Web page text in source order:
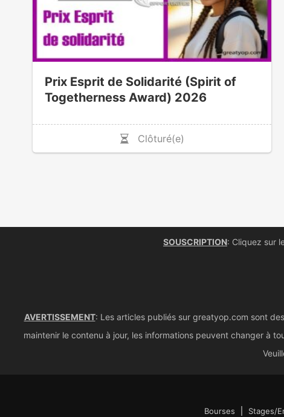
Prix Esprit de Solidarité (Spirit of
Togetherness Award) 2026
Clôturé(e)
SOUSCRIPTION: Cliquez sur
AVERTISSEMENT: Les articles publiés sur greatyop.com sont
maintenir le contenu à jour, les informations peuvent changer à
Bourses Stages/